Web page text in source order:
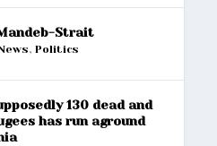
Strait
,Politics
130 dead and
has run aground